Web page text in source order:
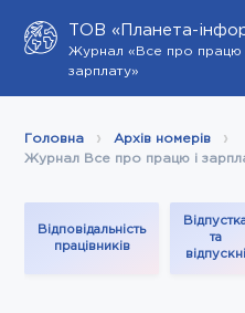
ТОВ «Планета-
Журнал «Все про працю
зарплату»
Головна
Архів номерів
Журнал Все про працю і
Відповідальність
працівників
та
відпускні